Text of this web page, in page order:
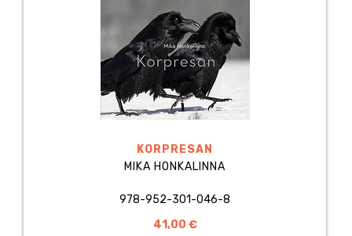
KORPRESAN
MIKA HONKALINNA
978-952-301-046-8
41,00 €